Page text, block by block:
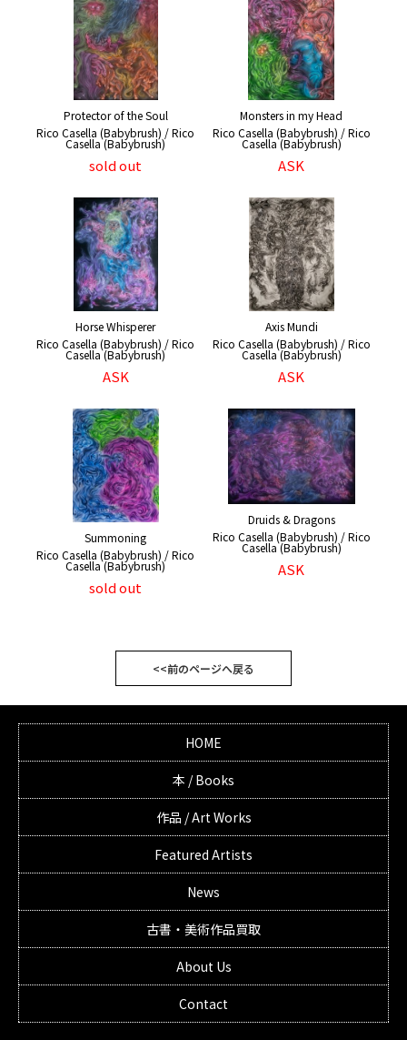
Protector of the Soul
Rico Casella (Babybrush) / Rico
Casella (Babybrush)
sold out
Monsters in my Head
Rico Casella (Babybrush) / Rico
Casella (Babybrush)
ASK
Horse Whisperer
Rico Casella (Babybrush) / Rico
Casella (Babybrush)
ASK
Axis Mundi
Rico Casella (Babybrush) / Rico
Casella (Babybrush)
ASK
Summoning
Rico Casella (Babybrush) / Rico
Casella (Babybrush)
sold out
Druids & Dragons
Rico Casella (Babybrush) / Rico
Casella (Babybrush)
ASK
<<前のページへ戻る
HOME
本 / Books
作品 / Art Works
Featured Artists
News
古書・美術作品買取
About Us
Contact